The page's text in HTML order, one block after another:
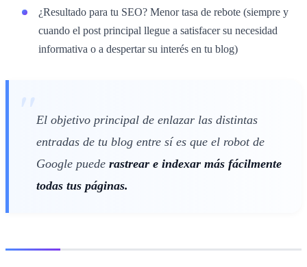
¿Resultado para tu SEO? Menor tasa de rebote (siempre y
cuando el post principal llegue a satisfacer su necesidad
informativa o a despertar su interés en tu blog)
El objetivo principal de enlazar las distintas
entradas de tu blog entre sí es que el robot de
Google puede rastrear e indexar más fácilmente
todas tus páginas.